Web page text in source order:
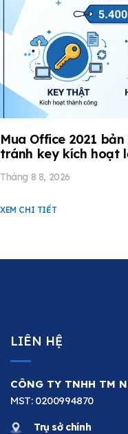
Mua Office 2021
tránh key kích hoạt
Tháng 8 8, 2026
XEM CHI TIẾT
LIÊN HỆ
CÔNG TY TNHH TM
MST: 0200994870
Trụ sở chính